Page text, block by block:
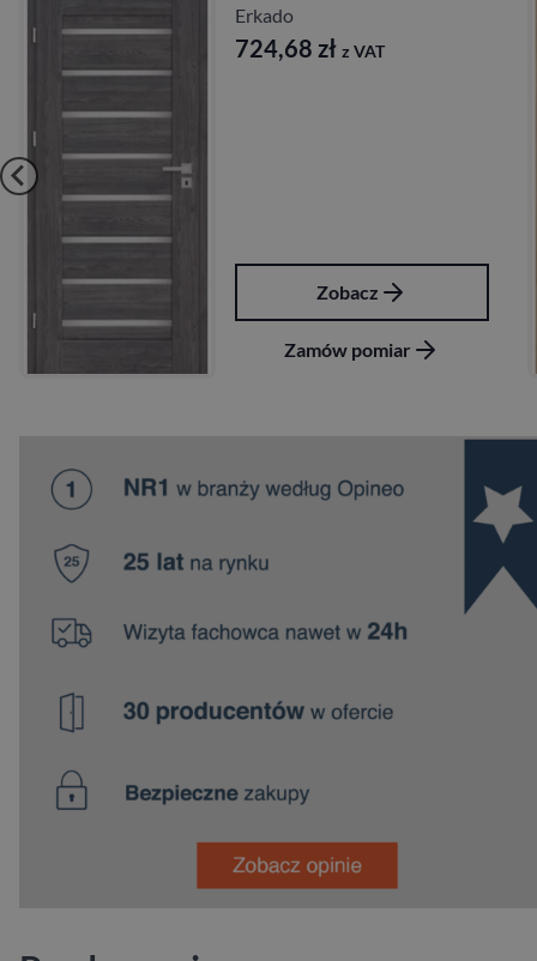
Erkado
724,68 zł z VAT
Zobacz
Zamów pomiar